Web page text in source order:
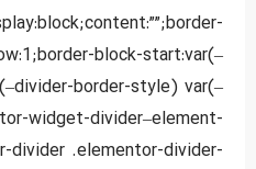
block-start:var(–
border-style) var(–
widget-divider–element-
divider .elementor-divider-